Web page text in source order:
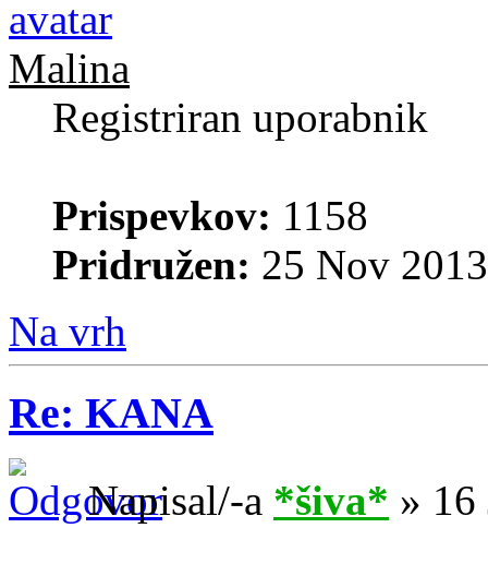
Malina
Registriran uporabnik
Prispevkov: 1158
Pridružen: 25 Nov
Na vrh
Re: KANA
Napisal/-a *šiva* » 16